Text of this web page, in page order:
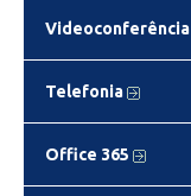
Videoconferência
Telefonia
Office 365